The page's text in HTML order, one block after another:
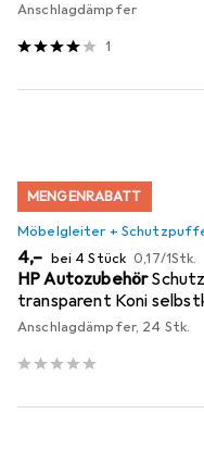
Anschlagdämpfer
1
MENGENRABATT
Möbelgleiter +
EUR
4,– bei 4 Stück EUR
0,17/1Stk.
HP Autozubehör
transparent Koni
Anschlagdämpfer, 24 Stk.